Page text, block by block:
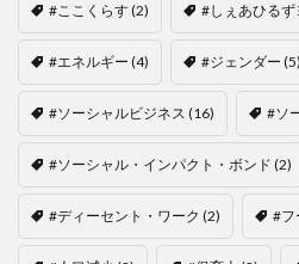
#ここくらす(2) #しぇあひるず
#エネルギー (4) #ジェンダー (5)
#ソーシャルビジネス (16) #ソ
#ソーシャル・インパクト・ボンド (2)
#ディーセント・ワーク (2) #フ